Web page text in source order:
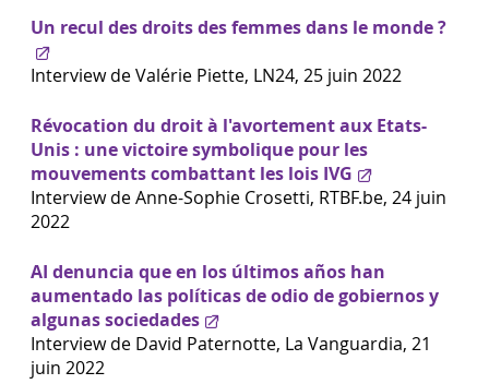
Un recul des droits des femmes dans le monde ?
Interview de Valérie Piette, LN24, 25 juin 2022
Révocation du droit à l'avortement aux Etats-
Unis : une victoire symbolique pour les
mouvements combattant les lois IVG
Interview de Anne-Sophie Crosetti, RTBF.be, 24 juin
2022
AI denuncia que en los últimos años han
aumentado las políticas de odio de gobiernos y
algunas sociedades
Interview de David Paternotte, La Vanguardia, 21
juin 2022